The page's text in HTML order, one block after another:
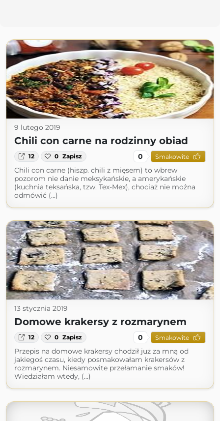
9 lutego 2019
Chili con carne na rodzinny obiad
12 0 Zapisz 0 Smakowite
Chili con carne (hiszp. chili z mięsem) to wbrew
pozorom nie danie meksykańskie, a amerykańskie
(kuchnia teksańska, tzw. Tex-Mex), chociaż nie można
odmówić (...)
13 stycznia 2019
Domowe krakersy z rozmarynem
12 0 Zapisz 0 Smakowite
Przepis na domowe krakersy chodził już za mną od
jakiegoś czasu, kiedy posmakowałam krakersów z
rozmarynem. Niesamowite przełamanie smaków!
Wiedziałam wtedy, (...)